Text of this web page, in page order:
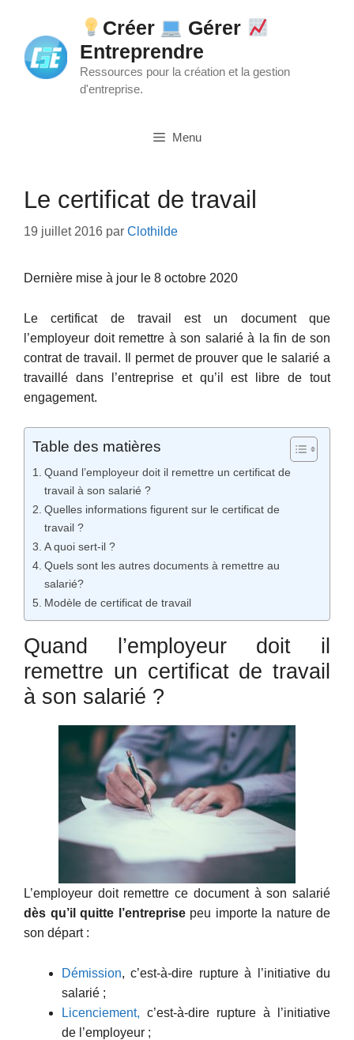
contenu
Créer
Gérer
Entreprendre
Ressources pour la création et la gestion
d'entreprise.
Menu
Le certificat de travail
19 juillet 2016 par Clothilde
Dernière mise à jour le 8 octobre 2020
Le certificat de travail est un document que
l’employeur doit remettre à son salarié à la fin de son
contrat de travail. Il permet de prouver que le salarié a
travaillé dans l’entreprise et qu’il est libre de tout
engagement.
Table des matières
Quand l’employeur doit il remettre un certificat de
travail à son salarié ?
Quelles informations figurent sur le certificat de
travail ?
A quoi sert-il ?
Quels sont les autres documents à remettre au
salarié?
Modèle de certificat de travail
Quand l’employeur doit il
remettre un certificat de travail
à son salarié ?
L’employeur doit remettre ce document à son salarié
dès qu’il quitte l’entreprisepeu importe la nature de
son départ :
Démission, c’est-à-dire rupture à l’initiative du
salarié ;
Licenciement, c’est-à-dire rupture à l’initiative
de l’employeur ;